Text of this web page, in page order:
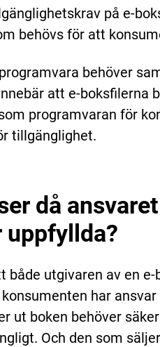
på e-
behövs för att
behöver
att e-boksfilerna
programvaran för
tillgänglighet.
då
uppfyllda?
både utgivaren av en
har
ut boken behöver
Och den som